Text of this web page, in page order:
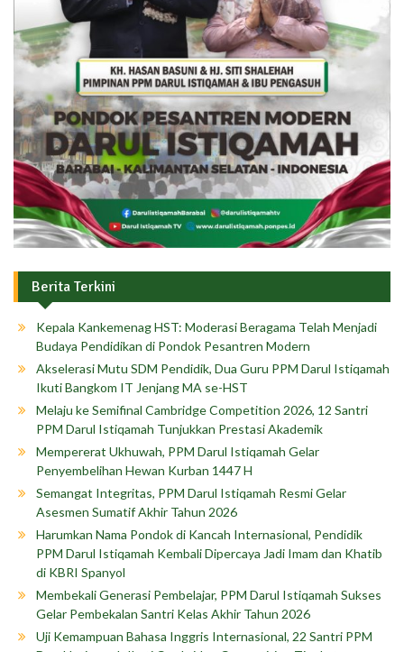
Berita Terkini
Kepala Kankemenag HST: Moderasi Beragama Telah Menjadi
Budaya Pendidikan di Pondok Pesantren Modern
Akselerasi Mutu SDM Pendidik, Dua Guru PPM Darul Istiqamah
Ikuti Bangkom IT Jenjang MA se-HST
Melaju ke Semifinal Cambridge Competition 2026, 12 Santri
PPM Darul Istiqamah Tunjukkan Prestasi Akademik
Mempererat Ukhuwah, PPM Darul Istiqamah Gelar
Penyembelihan Hewan Kurban 1447 H
Semangat Integritas, PPM Darul Istiqamah Resmi Gelar
Asesmen Sumatif Akhir Tahun 2026
Harumkan Nama Pondok di Kancah Internasional, Pendidik
PPM Darul Istiqamah Kembali Dipercaya Jadi Imam dan Khatib
di KBRI Spanyol
Membekali Generasi Pembelajar, PPM Darul Istiqamah Sukses
Gelar Pembekalan Santri Kelas Akhir Tahun 2026
Uji Kemampuan Bahasa Inggris Internasional, 22 Santri PPM